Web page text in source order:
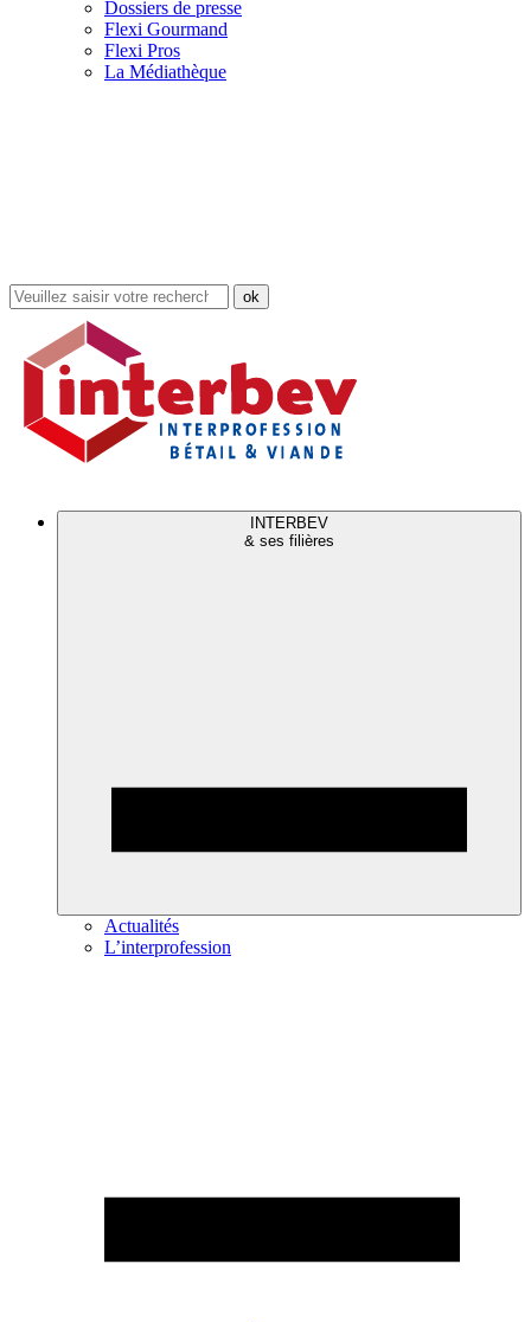
Dossiers de presse
Flexi Gourmand
Flexi Pros
La Médiathèque
Rechercher
dans
site
INTERBEV
& ses filières
Actualités
L’interprofession